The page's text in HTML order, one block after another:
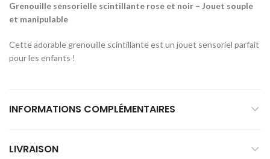
Grenouille sensorielle scintillante rose et noir – Jouet souple
et manipulable
Cette adorable grenouille scintillante est un jouet sensoriel parfait
pour les enfants !
INFORMATIONS COMPLÉMENTAIRES
LIVRAISON